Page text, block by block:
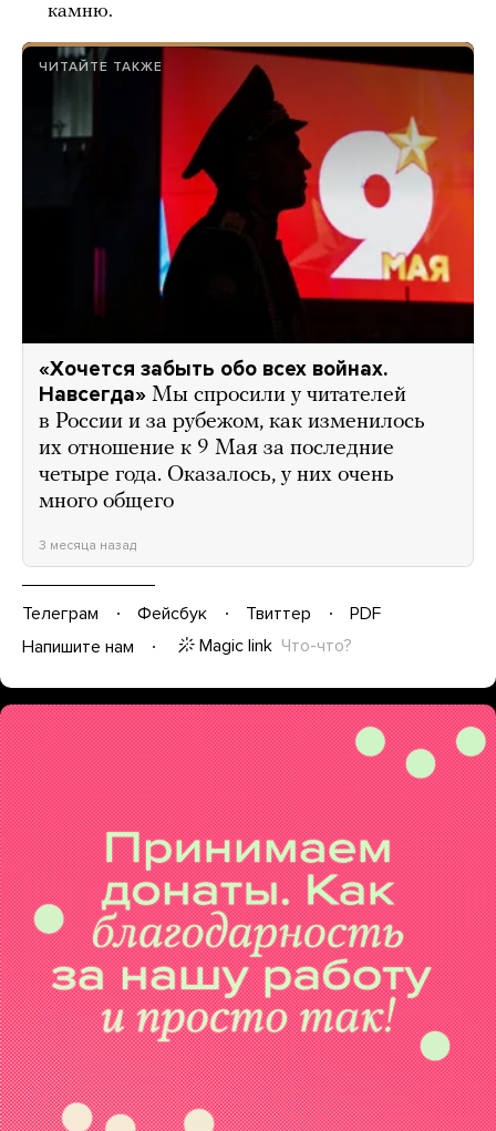
камню.
ЧИТАЙТЕ ТАКЖЕ
«Хочется забыть обо всех войнах.
Навсегда» Мы спросили у читателей
в России и за рубежом, как изменилось
их отношение к 9 Мая за последние
четыре года. Оказалось, у них очень
много общего
3 месяца назад
Телеграм Фейсбук Твиттер
PDF
Напишите нам
Magic link Что-что?